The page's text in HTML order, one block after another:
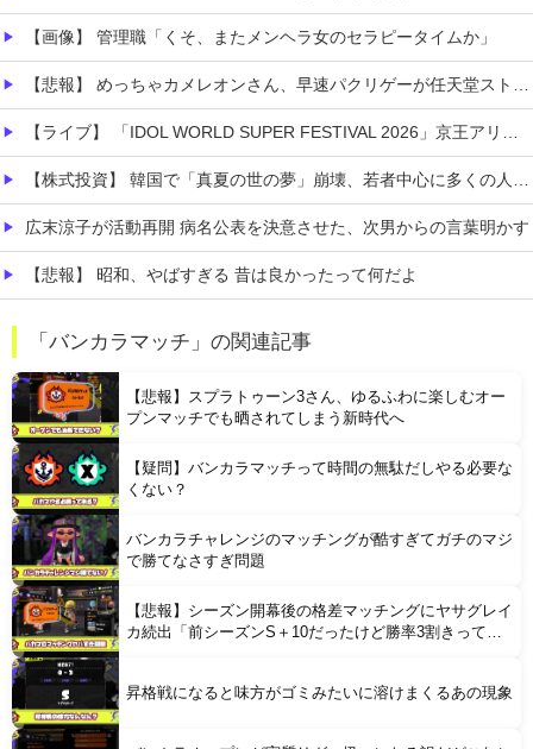
【画像】 管理職「くそ、またメンヘラ女のセラピータイムか」
【悲報】 めっちゃカメレオンさん、早速パクリゲーが任天堂ストアに登場してしまう……
【ライブ】 「IDOL WORLD SUPER FESTIVAL 2026」京王アリーナTOKYO開催決定
【株式投資】 韓国で「真夏の世の夢」崩壊、若者中心に多くの人が「人生オワタ」―中国メディア
広末涼子が活動再開 病名公表を決意させた、次男からの言葉明かす
【悲報】 昭和、やばすぎる 昔は良かったって何だよ
【動画】 クソガキロケット、怖すぎる…これよく轢かずに止まれたな
Powered by livedoor 相互RSS
「バンカラマッチ」の関連記事
【悲報】スプラトゥーン3さん、ゆるふわに楽しむオー
プンマッチでも晒されてしまう新時代へ
【疑問】バンカラマッチって時間の無駄だしやる必要な
くない？
バンカラチャレンジのマッチングが酷すぎてガチのマジ
で勝てなさすぎ問題
【悲報】シーズン開幕後の格差マッチングにヤサグレイ
カ続出「前シーズンS＋10だったけど勝率3割きって借
昇格戦になると味方がゴミみたいに溶けまくるあの現象